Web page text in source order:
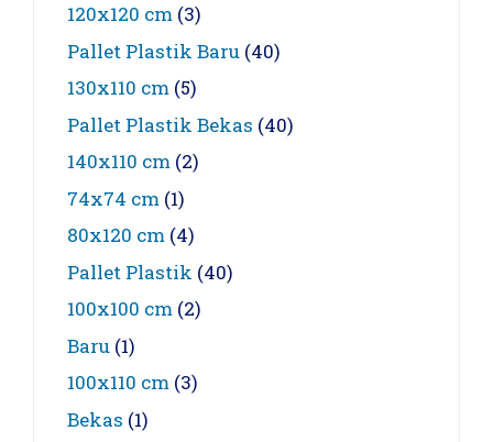
120x120 cm (3)
Pallet Plastik Baru (40)
130x110 cm (5)
Pallet Plastik Bekas (40)
140x110 cm (2)
74x74 cm (1)
80x120 cm (4)
Pallet Plastik (40)
100x100 cm (2)
Baru (1)
100x110 cm (3)
Bekas (1)